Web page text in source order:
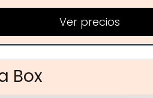
Ver precios
Box